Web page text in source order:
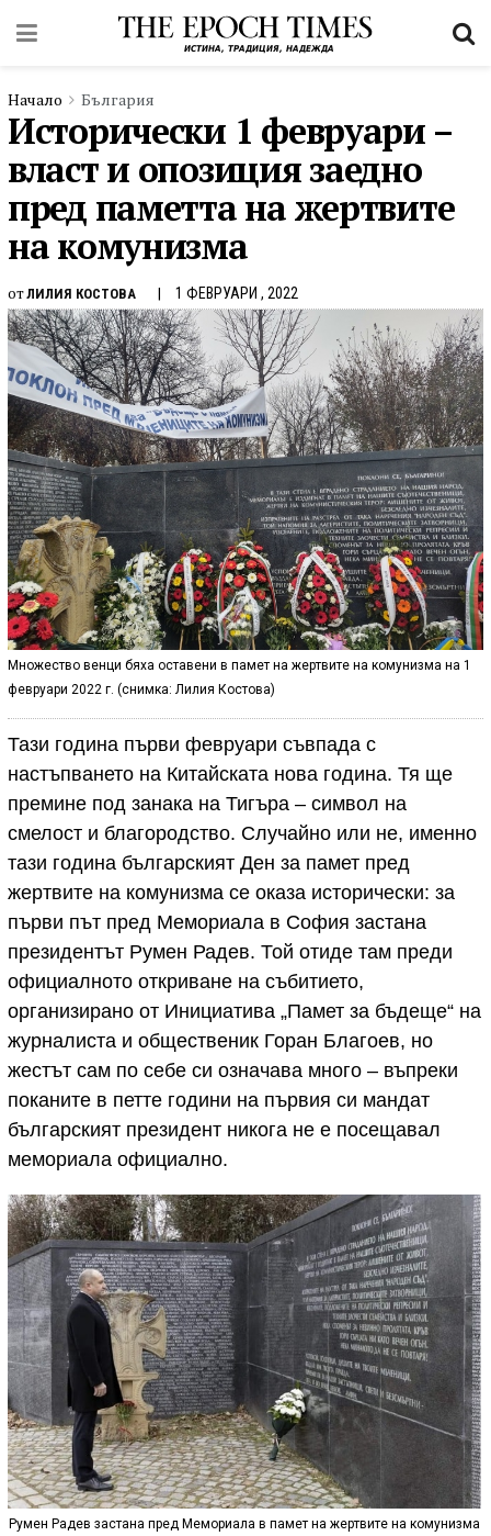
Начало България
Исторически 1 февруари –
власт и опозиция заедно
пред паметта на жертвите
на комунизма
отЛИЛИЯ КОСТОВА 1 ФЕВРУАРИ , 2022
Множество венци бяха оставени в памет на жертвите на комунизма на 1
февруари 2022 г. (снимка: Лилия Костова)
Тази година първи февруари съвпада с
настъпването на Китайската нова година. Тя ще
премине под занака на Тигъра – символ на
смелост и благородство. Случайно или не, именно
тази година българският Ден за памет пред
жертвите на комунизма се оказа исторически: за
първи път пред Мемориала в София застана
президентът Румен Радев. Той отиде там преди
официалното откриване на събитието,
организирано от Инициатива „Памет за бъдеще“ на
журналиста и общественик Горан Благоев, но
жестът сам по себе си означава много – въпреки
поканите в петте години на първия си мандат
българският президент никога не е посещавал
мемориала официално.
Румен Радев застана пред Мемориала в памет на жертвите на комунизма